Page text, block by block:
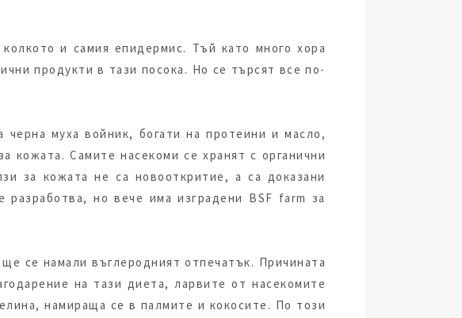
и самия епидермис. Тъй като много хора
продукти в тази посока. Но се търсят все по-
муха войник, богати на протеини и масло,
Самите насекоми се хранят с органични
за кожата не са новооткритие, а са доказани
но вече има изградени BSF farm за
се намали въглеродният отпечатък. Причината
на тази диета, ларвите от насекомите
намираща се в палмите и кокосите. По този